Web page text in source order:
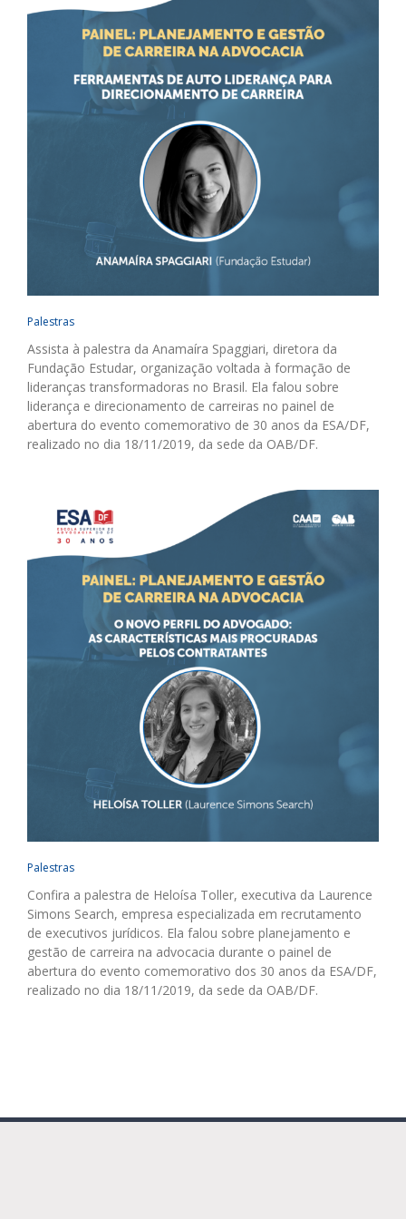
Palestras
Assista à palestra da Anamaíra Spaggiari, diretora da
Fundação Estudar, organização voltada à formação de
lideranças transformadoras no Brasil. Ela falou sobre
liderança e direcionamento de carreiras no painel de
abertura do evento comemorativo de 30 anos da ESA/DF,
realizado no dia 18/11/2019, da sede da OAB/DF.
Palestras
Confira a palestra de Heloísa Toller, executiva da Laurence
Simons Search, empresa especializada em recrutamento
de executivos jurídicos. Ela falou sobre planejamento e
gestão de carreira na advocacia durante o painel de
abertura do evento comemorativo dos 30 anos da ESA/DF,
realizado no dia 18/11/2019, da sede da OAB/DF.